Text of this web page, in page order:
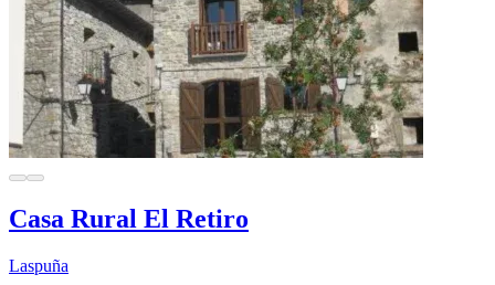
Casa Rural El Retiro
Laspuña